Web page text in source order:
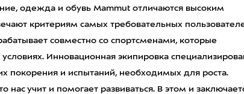
одежда и обувь Mammut отличаются высоким
критериям самых требовательных
совместно со спортсменами, которые
Инновационная экипировка
покорения и испытаний, необходимых для роста.
нас учит и помогает развиваться. В этом и